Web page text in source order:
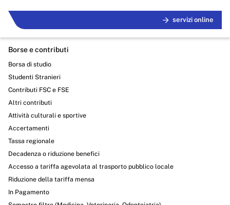
servizi online
Borse e contributi
Borsa di studio
Studenti Stranieri
Contributi FSC e FSE
Altri contributi
Attività culturali e sportive
Accertamenti
Tassa regionale
Decadenza o riduzione benefici
Accesso a tariffa agevolata al trasporto pubblico locale
Riduzione della tariffa mensa
In Pagamento